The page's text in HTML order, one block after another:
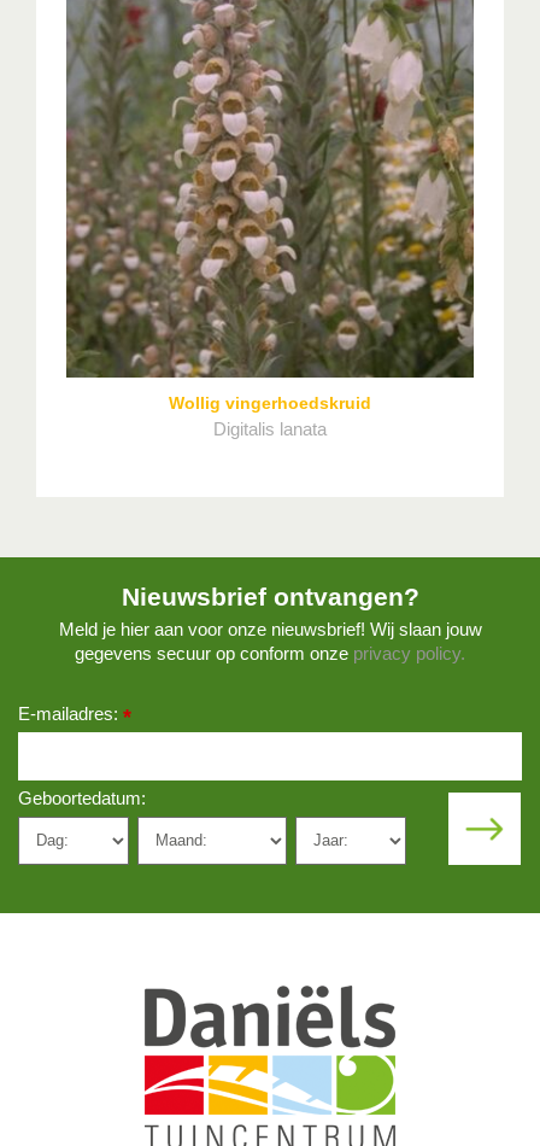
Wollig vingerhoedskruid
Digitalis lanata
Nieuwsbrief ontvangen?
Meld je hier aan voor onze nieuwsbrief! Wij slaan jouw
gegevens secuur op conform onze privacy policy.
E-mailadres: *
Geboortedatum: